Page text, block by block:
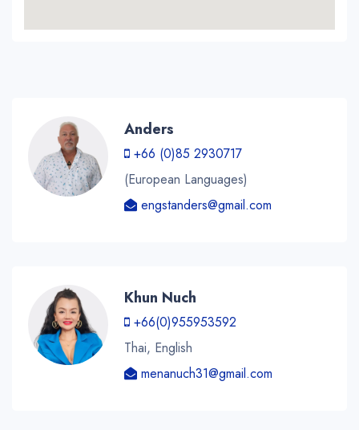
Anders
+66 (0)85 2930717
(European Languages)
engstanders@gmail.com
Khun Nuch
+66(0)955953592
Thai, English
menanuch31@gmail.com